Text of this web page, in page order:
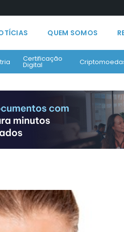
QUEM SOMOS
Certificação
Digital